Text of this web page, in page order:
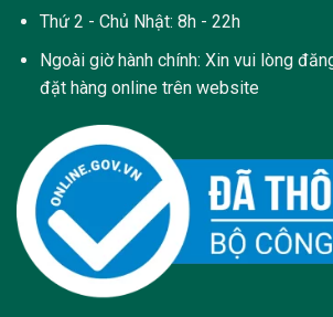
Thứ 2 - Chủ Nhật: 8h - 22h
Ngoài giờ hành chính: Xin vui lòng
đặt hàng online trên website